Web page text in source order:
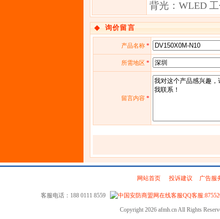
背光：WLED
◆ 询价留言
产品名称*
所需地区 *
留言内容 *
网站首页| 投诉建议 广告服
客服电话：188 0111 8559 QQ客服
Copyright 2026 afmh.cn All Rights